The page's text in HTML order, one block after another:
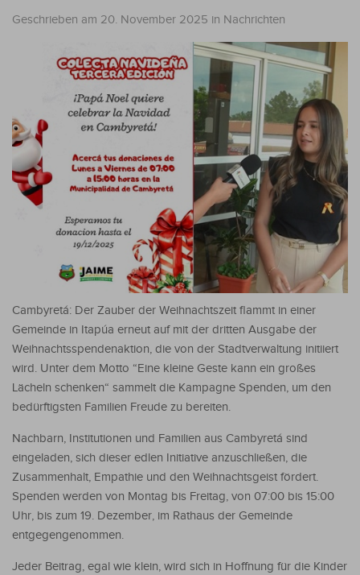
Geschrieben am 20. November 2025 in Nachrichten
Cambyretá: Der Zauber der Weihnachtszeit flammt in einer
Gemeinde in Itapúa erneut auf mit der dritten Ausgabe der
Weihnachtsspendenaktion, die von der Stadtverwaltung initiiert
wird. Unter dem Motto “Eine kleine Geste kann ein großes
Lächeln schenken“ sammelt die Kampagne Spenden, um den
bedürftigsten Familien Freude zu bereiten.
Nachbarn, Institutionen und Familien aus Cambyretá sind
eingeladen, sich dieser edlen Initiative anzuschließen, die
Zusammenhalt, Empathie und den Weihnachtsgeist fördert.
Spenden werden von Montag bis Freitag, von 07:00 bis 15:00
Uhr, bis zum 19. Dezember, im Rathaus der Gemeinde
entgegengenommen.
Jeder Beitrag, egal wie klein, wird sich in Hoffnung für die Kinder